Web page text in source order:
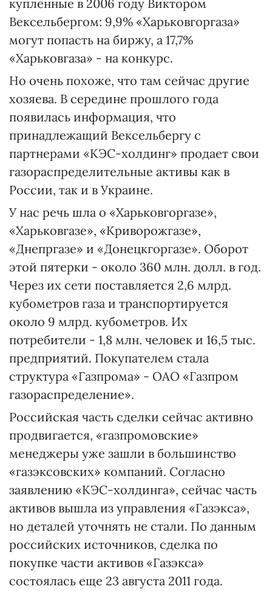
купленные в 2006 году Виктором
Вексельбергом: 9,9% «Харьковгоргаза»
могут попасть на биржу, а 17,7%
«Харьковгаза» - на конкурс.
Но очень похоже, что там сейчас другие
хозяева. В середине прошлого года
появилась информация, что
принадлежащий Вексельбергу с
партнерами «КЭС-холдинг» продает свои
газораспределительные активы как в
России, так и в Украине.
У нас речь шла о «Харьковгоргазе»,
«Харьковгазе», «Криворожгазе»,
«Днепргазе» и «Донецкгоргазе». Оборот
этой пятерки - около 360 млн. долл. в год.
Через их сети поставляется 2,6 млрд.
кубометров газа и транспортируется
около 9 млрд. кубометров. Их
потребители - 1,8 млн. человек и 16,5 тыс.
предприятий. Покупателем стала
структура «Газпрома» - ОАО «Газпром
газораспределение».
Российская часть сделки сейчас активно
продвигается, «газпромовские»
менеджеры уже зашли в большинство
«газэксовских» компаний. Согласно
заявлению «КЭС-холдинга», сейчас часть
активов вышла из управления «Газэкса»,
но деталей уточнять не стали. По данным
российских источников, сделка по
покупке части активов «Газэкса»
состоялась еще 23 августа 2011 года.